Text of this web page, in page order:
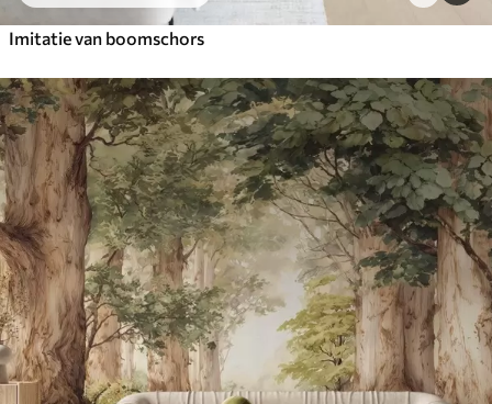
Imitatie van boomschors